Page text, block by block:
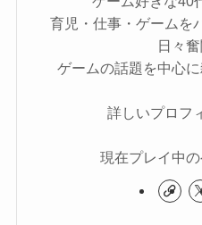
育児・仕事・ゲームを
日々奮
ゲームの話題を中心に
詳しいプロフ
現在プレイ中